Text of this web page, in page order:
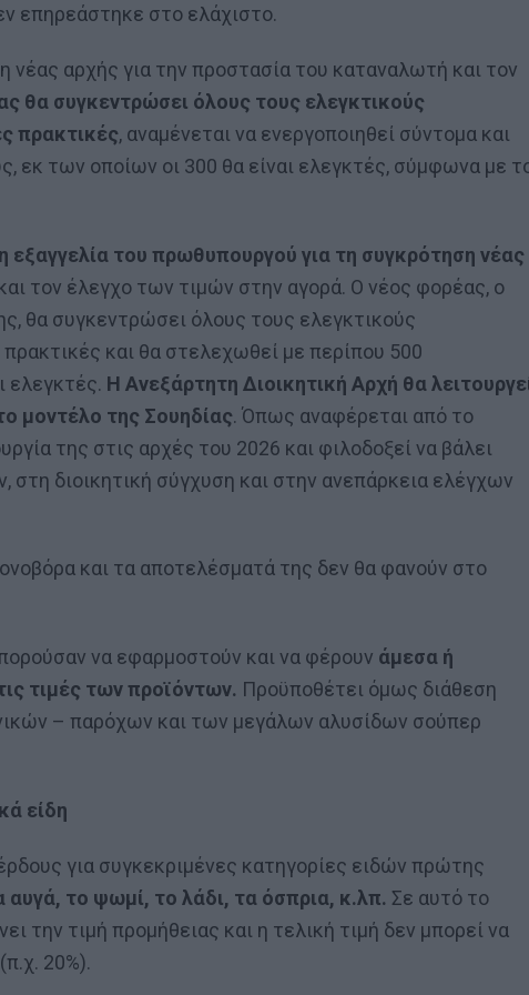
επηρεάστηκε στο ελάχιστο.
αρχής για την προστασία του καταναλωτή και τον
θα συγκεντρώσει όλους τους ελεγκτικούς
πρακτικές, αναμένεται να ενεργοποιηθεί σύντομα και
εκ των οποίων οι 300 θα είναι ελεγκτές, σύμφωνα με
η εξαγγελία του πρωθυπουργού για τη συγκρότηση νέας
τον έλεγχο των τιμών στην αγορά. Ο νέος φορέας, ο
θα συγκεντρώσει όλους τους ελεγκτικούς
και θα στελεχωθεί με περίπου 500
ελεγκτές. Η Ανεξάρτητη Διοικητική Αρχή θα
μοντέλο της Σουηδίας. Όπως αναφέρεται από το
της στις αρχές του 2026 και φιλοδοξεί να βάλει
διοικητική σύγχυση και στην ανεπάρκεια ελέγχων
και τα αποτελέσματά της δεν θα φανούν στο
να εφαρμοστούν και να φέρουν άμεσα ή
τιμές των προϊόντων. Προϋποθέτει όμως διάθεση
– παρόχων και των μεγάλων αλυσίδων σούπερ
είδη
για συγκεκριμένες κατηγορίες ειδών πρώτης
το ψωμί, το λάδι, τα όσπρια, κ.λπ. Σε αυτό το
την τιμή προμήθειας και η τελική τιμή δεν μπορεί να
20%).